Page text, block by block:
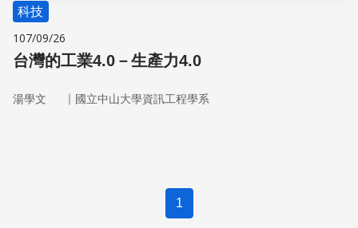
科技
107/09/26
台灣的工業4.0－生產力4.0
湯學文 ｜ 國立中山大學資訊工程學系
1